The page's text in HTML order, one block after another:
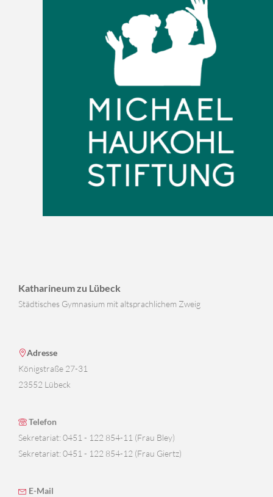
Katharineum zu Lübeck
Städtisches Gymnasium mit altsprachlichem Zweig
Adresse
Königstraße 27-31
23552 Lübeck
Telefon
Sekretariat: 0451 - 122 854-11 (Frau Bley)
Sekretariat: 0451 - 122 854-12 (Frau Giertz)
E-Mail